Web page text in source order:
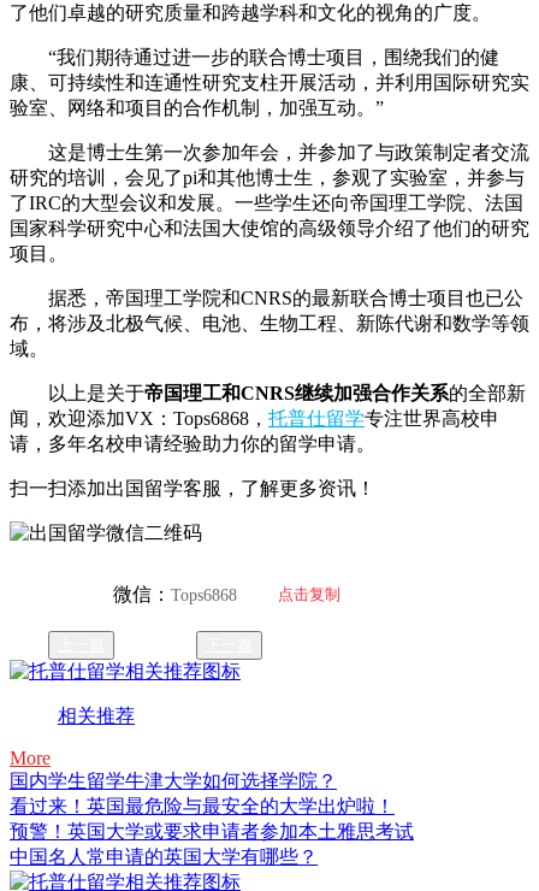
了他们卓越的研究质量和跨越学科和文化的视角的广度。
“我们期待通过进一步的联合博士项目，围绕我们的健
康、可持续性和连通性研究支柱开展活动，并利用国际研究实
验室、网络和项目的合作机制，加强互动。”
这是博士生第一次参加年会，并参加了与政策制定者交流
研究的培训，会见了pi和其他博士生，参观了实验室，并参与
了IRC的大型会议和发展。一些学生还向帝国理工学院、法国
国家科学研究中心和法国大使馆的高级领导介绍了他们的研究
项目。
据悉，帝国理工学院和CNRS的最新联合博士项目也已公
布，将涉及北极气候、电池、生物工程、新陈代谢和数学等领
域。
以上是关于帝国理工和CNRS继续加强合作关系的全部新
闻，欢迎添加VX：Tops6868， 托普仕留学专注世界高校申
请，多年名校申请经验助力你的留学申请。
扫一扫添加出国留学客服，了解更多资讯！
微信：Tops6868 点击复制
相关推荐
More
国内学生留学牛津大学如何选择学院？
看过来！英国最危险与最安全的大学出炉啦！
预警！英国大学或要求申请者参加本土雅思考试
中国名人常申请的英国大学有哪些？